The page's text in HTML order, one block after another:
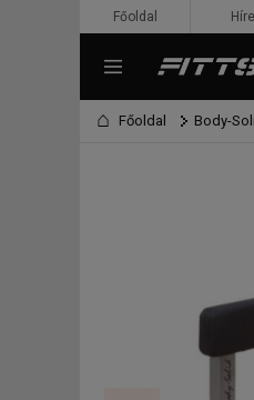
Főoldal Body-
Főoldal